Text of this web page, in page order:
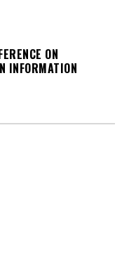
ON
INFORMATION